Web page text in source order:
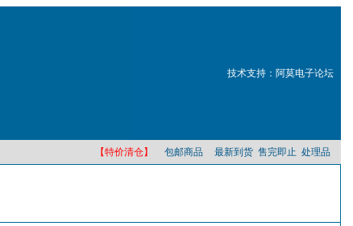
技术支持：阿莫电子论坛
【特价清仓】 包邮商品 最新到货 售完即止 处理品